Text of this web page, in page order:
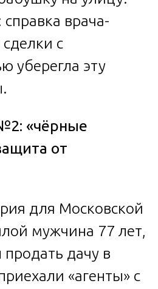
врача-
с
уберегла эту
«чёрные
от
для Московской
мужчина 77 лет,
дачу в
«агенты» с